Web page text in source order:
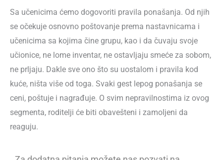
Sa učenicima ćemo dogovoriti pravila ponašanja. Od njih
se očekuje osnovno poštovanje prema nastavnicama i
učenicima sa kojima čine grupu, kao i da čuvaju svoje
učionice, ne lome inventar, ne ostavljaju smeće za sobom,
ne prljaju. Dakle sve ono što su uostalom i pravila kod
kuće, ništa više od toga. Svaki gest lepog ponašanja se
ceni, poštuje i nagrađuje. O svim nepravilnostima iz ovog
segmenta, roditelji će biti obavešteni i zamoljeni da
reaguju.